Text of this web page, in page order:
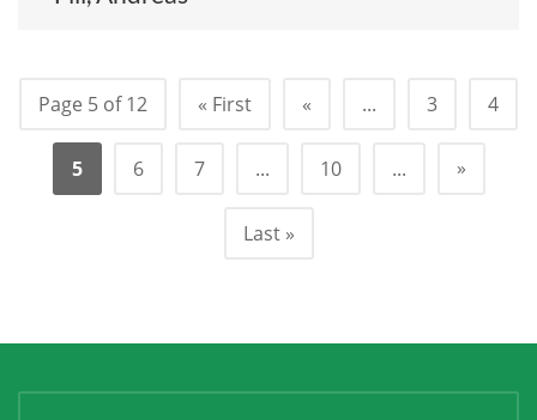
Page 5 of 12 « First « ... 3 4
5 6 7 ... 10 ... »
Last »